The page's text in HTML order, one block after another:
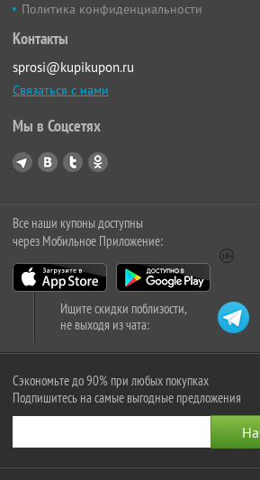
Политика конфиденциальности
Контакты
sprosi@kupikupon.ru
Связаться с нами
Мы в Соцсетях
Все наши купоны доступны
через Мобильное Приложение:
Ищите скидки поблизости,
не выходя из чата:
Сэкономьте до 90% при любых покупках
Подпишитесь на самые выгодные предложения